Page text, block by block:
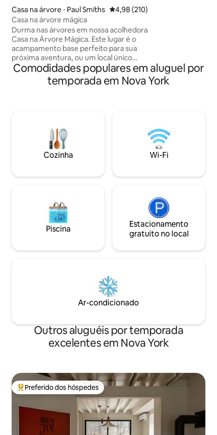
Casa na árvore ⋅ Paul Smiths 4,98 de uma avaliação média de
4,98 (210)
Casa na árvore mágica
Durma nas árvores em nossa acolhedora
Casa na Árvore Mágica. Este lugar é o
acampamento base perfeito para sua
próxima aventura, ou um local único
para se aconchegar com um bom livro.
O lugar perfeito para estar na floresta,
mas não isolado. Cozinhe suas refeições
aquecido fica a 20 minutos de distância.
Nós fornecemos lençóis, utensílios de
cozinha e ajudamos você a planejar sua
viagem. A propriedade inclui
e belos lugares para explorar!
de carro.
Comodidades populares em aluguel por
temporada em Nova York
Cozinha Wi-Fi
Piscina
Estacionamento
gratuito no local
Ar-condicionado
Outros aluguéis por temporada
excelentes em Nova York
Entre os melhores preferidos dos hóspedes
Preferido dos hóspedes